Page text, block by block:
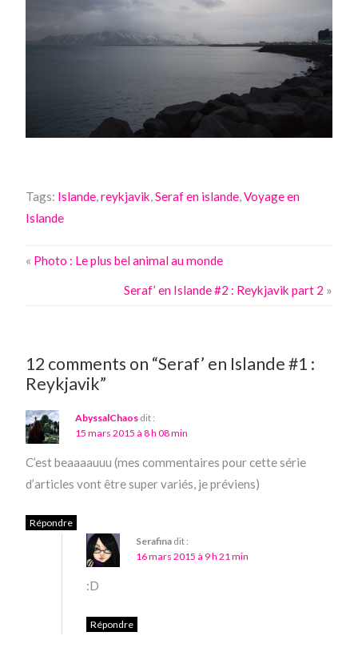
Tags: Islande,reykjavik,Seraf en islande,Voyage en
Islande
« Photo : Le plus bel animal au monde
Seraf’ en Islande #2 : Reykjavik part 2 »
12 comments on “Seraf’ en Islande #1 :
Reykjavik”
AbyssalChaos dit :
15 mars 2015 à 8 h 08 min
C’est beaaaauuu (mes commentaires pour cette série
d’articles vont être super variés, je préviens)
Répondre
Serafina dit :
16 mars 2015 à 9 h 21 min
:D
Répondre